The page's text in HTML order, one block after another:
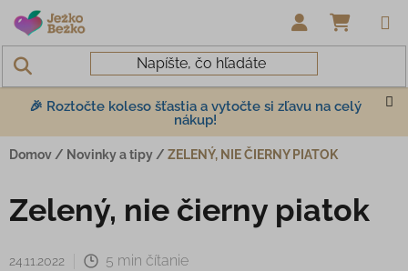
Prejsť na obsah
🎉 Roztočte koleso šťastia a vytočte si zľavu na celý
nákup!
Domov / Novinky a tipy / ZELENÝ, NIE ČIERNY PIATOK
Zelený, nie čierny piatok
24.11.2022 5 min čítanie